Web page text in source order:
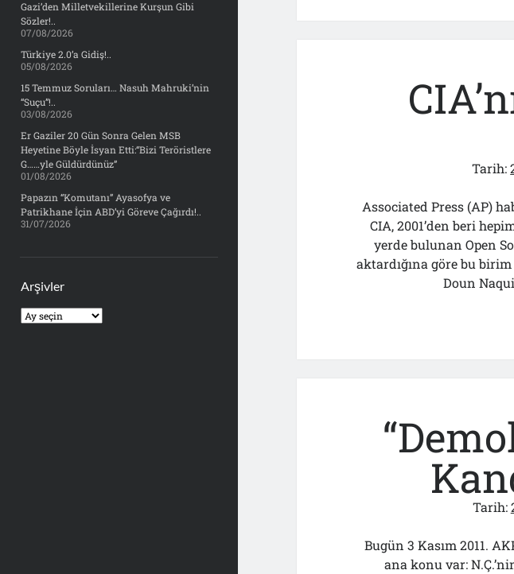
Gazi’den Milletvekillerine Kurşun Gibi
Sözler!..
07/08/2026
Türkiye 2.0’a Gidiş!..
05/08/2026
15 Temmuz Soruları… Nasuh Mahruki’nin
“Suçu”!..
03/08/2026
Er Gaziler 20 Gün Sonra Gelen MSB
Heyetine Böyle İsyan Etti:“Bizi Teröristlere
G……yle Güldürdünüz”
01/08/2026
Papazın “Komutanı” Ayasofya ve
Patrikhane İçin ABD’yi Göreve Çağırdı!..
31/07/2026
Arşivler
Arşivler
Tarih:
Associated Press (AP)
CIA, 2001’den beri
yerde bulunan Open
aktardığına göre bu
Doun
Tarih:
Bugün 3 Kasım 2011.
ana konu var: